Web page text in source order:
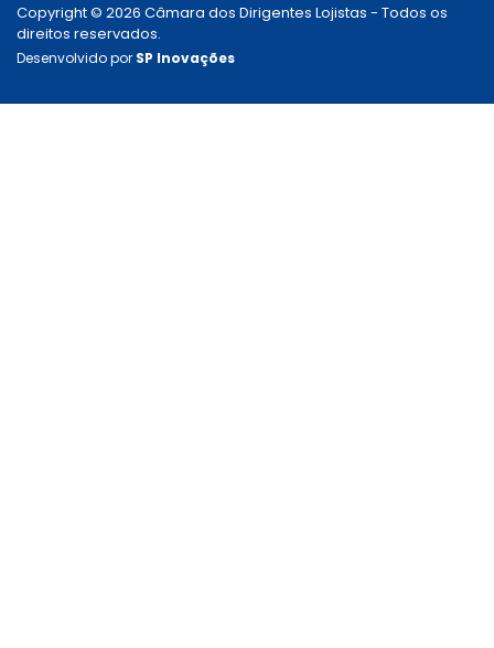
Copyright © 2026 Câmara dos Dirigentes Lojistas - Todos os
direitos reservados.
Desenvolvido por SP Inovações